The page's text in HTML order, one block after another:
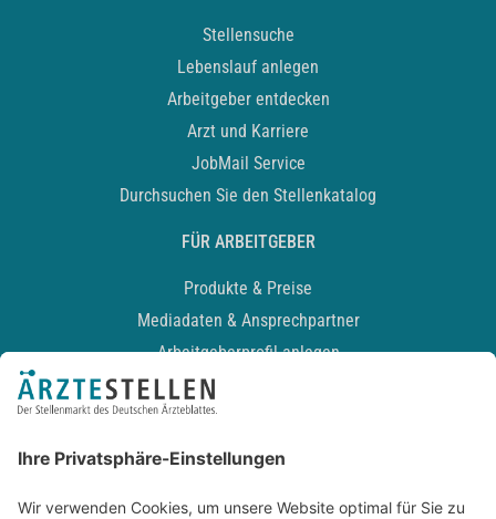
Stellensuche
Lebenslauf anlegen
Arbeitgeber entdecken
Arzt und Karriere
JobMail Service
Durchsuchen Sie den Stellenkatalog
FÜR ARBEITGEBER
Produkte & Preise
Mediadaten & Ansprechpartner
Arbeitgeberprofil anlegen
Recruiting-Podcast
Kontakt